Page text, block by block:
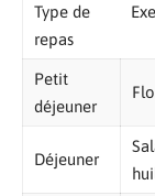
Type de
repas
Petit
déjeuner
Déjeuner